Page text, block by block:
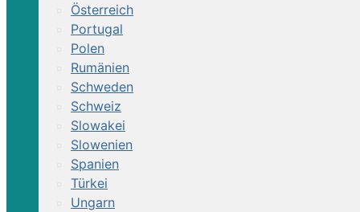
Österreich
Portugal
Polen
Rumänien
Schweden
Schweiz
Slowakei
Slowenien
Spanien
Türkei
Ungarn